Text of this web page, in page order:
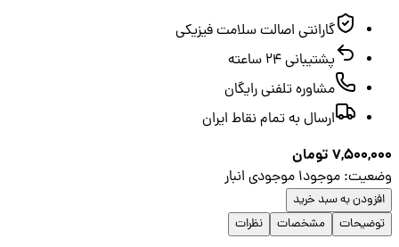
گارانتی اصالت سلامت فیزیکی
پشتیبانی ۲۴ ساعته
مشاوره تلفنی رایگان
ارسال به تمام نقاط ایران
تومان
:موجود1موجودی انبار
به سبد خرید
مشخصات نظرات